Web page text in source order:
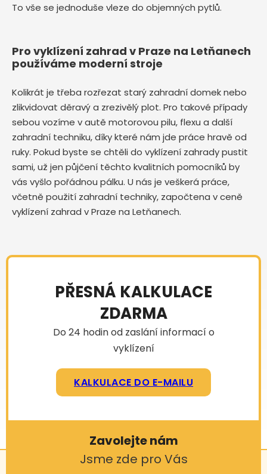
To vše se jednoduše vleze do objemných pytlů.
Pro vyklízení zahrad v Praze na Letňanech
používáme moderní stroje
Kolikrát je třeba rozřezat starý zahradní domek nebo
zlikvidovat děravý a zrezivělý plot. Pro takové případy
sebou vozíme v autě motorovou pilu, flexu a další
zahradní techniku, díky které nám jde práce hravě od
ruky. Pokud byste se chtěli do vyklízení zahrady pustit
sami, už jen půjčení těchto kvalitních pomocníků by
vás vyšlo pořádnou pálku. U nás je veškerá práce,
včetně použití zahradní techniky, započtena v ceně
vyklízení zahrad v Praze na Letňanech.
PŘESNÁ KALKULACE
ZDARMA
Do 24 hodin od zaslání informací o
vyklízení
KALKULACE DO E-MAILU
Zavolejte nám
Jsme zde pro Vás